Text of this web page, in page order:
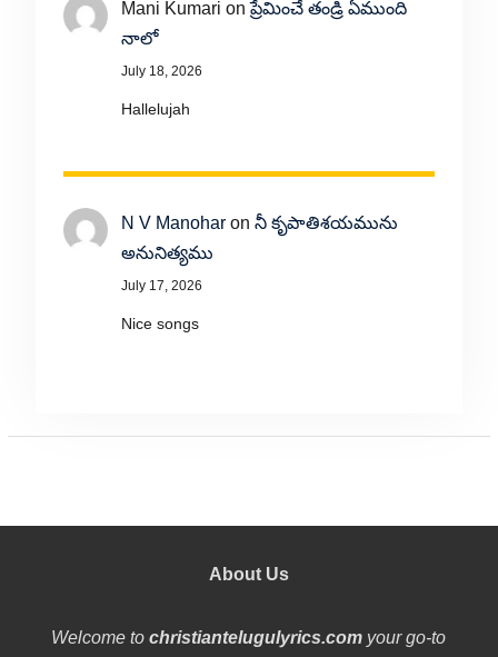
Mani Kumari onప్రేమించే తండ్రి ఏముంది
నాలో
July 18, 2026
Hallelujah
N V Manoharon నీ కృపాతిశయమును
అనునిత్యము
July 17, 2026
Nice songs
About Us
Welcome tochristiantelugulyrics.com your go-to